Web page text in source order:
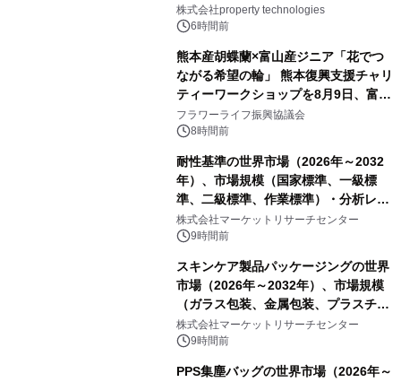
PropTechはどう組み替えるか）｜
PropTech-Lab
株式会社property technologies
6時間前
熊本産胡蝶蘭×富山産ジニア「花でつ
ながる希望の輪」 熊本復興支援チャリ
ティーワークショップを8月9日、富
山・射水で開催
フラワーライフ振興協議会
8時間前
耐性基準の世界市場（2026年～2032
年）、市場規模（国家標準、一級標
準、二級標準、作業標準）・分析レポ
ートを発表
株式会社マーケットリサーチセンター
9時間前
スキンケア製品パッケージングの世界
市場（2026年～2032年）、市場規模
（ガラス包装、金属包装、プラスチッ
ク包装、その他）・分析レポートを発
表
株式会社マーケットリサーチセンター
9時間前
PPS集塵バッグの世界市場（2026年～